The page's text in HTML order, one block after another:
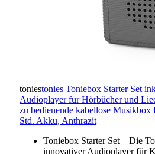
toniestonies Toniebox Starter Set
Audioplayer für Hörbücher und
zu bedienende kabellose Musikbox
Std. Akku, Anthrazit
Toniebox Starter Set – Die
innovativer Audioplayer für